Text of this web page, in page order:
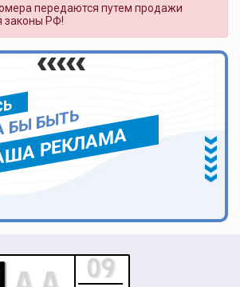
передаются путем продажи
законы РФ!
БЫТЬ
РЕКЛАМА